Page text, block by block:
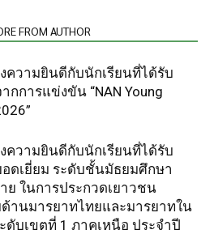
FROM AUTHOR
ความยินดีกับนักเรียนที่ได้รับ
กการแข่งขัน “NAN Young
ความยินดีกับนักเรียนที่ได้รับ
อดเยี่ยม ระดับชั้นมัธยมศึกษา
ย ในการประกวดเยาวชน
านมารยาทไทยและมารยาทใน
ดับเขตที่ 1 ภาคเหนือ ประจำปี